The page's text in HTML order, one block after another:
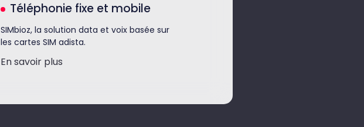
Téléphonie fixe et mobile
SIMbioz, la solution data et voix basée sur
les cartes SIM adista.
En savoir plus